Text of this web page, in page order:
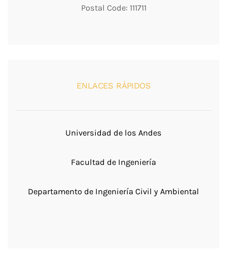
Postal Code: 111711
ENLACES RÁPIDOS
Universidad de los Andes
Facultad de Ingeniería
Departamento de Ingeniería Civil y Ambiental